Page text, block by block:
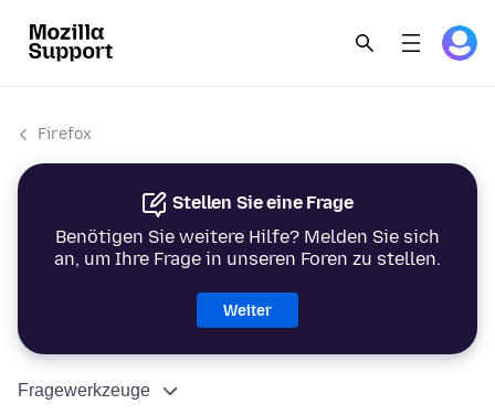
Firefox
Stellen Sie eine Frage
Benötigen Sie weitere Hilfe? Melden Sie sich
an, um Ihre Frage in unseren Foren zu stellen.
Weiter
Fragewerkzeuge